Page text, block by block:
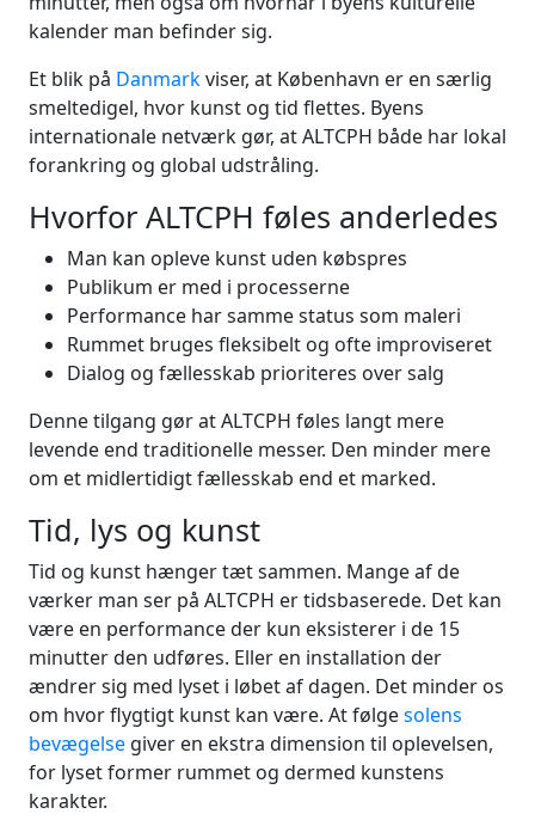
kalender man befinder sig.
Et blik på Danmarkviser, at København er en særlig
smeltedigel, hvor kunst og tid flettes. Byens
internationale netværk gør, at ALTCPH både har lokal
forankring og global udstråling.
Hvorfor ALTCPH føles anderledes
Man kan opleve kunst uden købspres
Publikum er med i processerne
Performance har samme status som maleri
Rummet bruges fleksibelt og ofte improviseret
Dialog og fællesskab prioriteres over salg
Denne tilgang gør at ALTCPH føles langt mere
levende end traditionelle messer. Den minder mere
om et midlertidigt fællesskab end et marked.
Tid, lys og kunst
Tid og kunst hænger tæt sammen. Mange af de
værker man ser på ALTCPH er tidsbaserede. Det kan
være en performance der kun eksisterer i de 15
minutter den udføres. Eller en installation der
ændrer sig med lyset i løbet af dagen. Det minder os
om hvor flygtigt kunst kan være. At følgesolens
bevægelse giver en ekstra dimension til oplevelsen,
for lyset former rummet og dermed kunstens
karakter.